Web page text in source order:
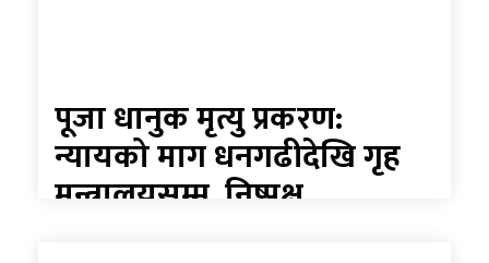
पूजा धानुक मृत्यु प्रकरण:
न्यायको माग धनगढीदेखि गृह
मन्त्रालयसम्म, निष्पक्ष